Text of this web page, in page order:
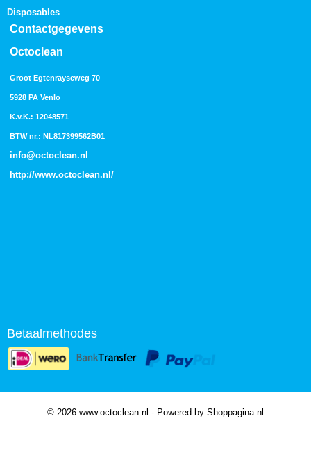
Disposables
Contactgegevens
Octoclean
Groot Egtenrayseweg 70
5928 PA Venlo
K.v.K.: 12048571
BTW nr.: NL817399562B01
info@octoclean.nl
http://www.octoclean.nl /
Betaalmethodes
© 2026 www.octoclean.nl - Powered by Shoppagina.nl